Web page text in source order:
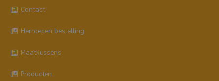
Contact
Herroepen bestelling
Maatkussens
Producten